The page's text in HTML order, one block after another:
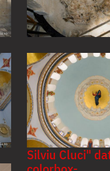
Silviu Cluci"